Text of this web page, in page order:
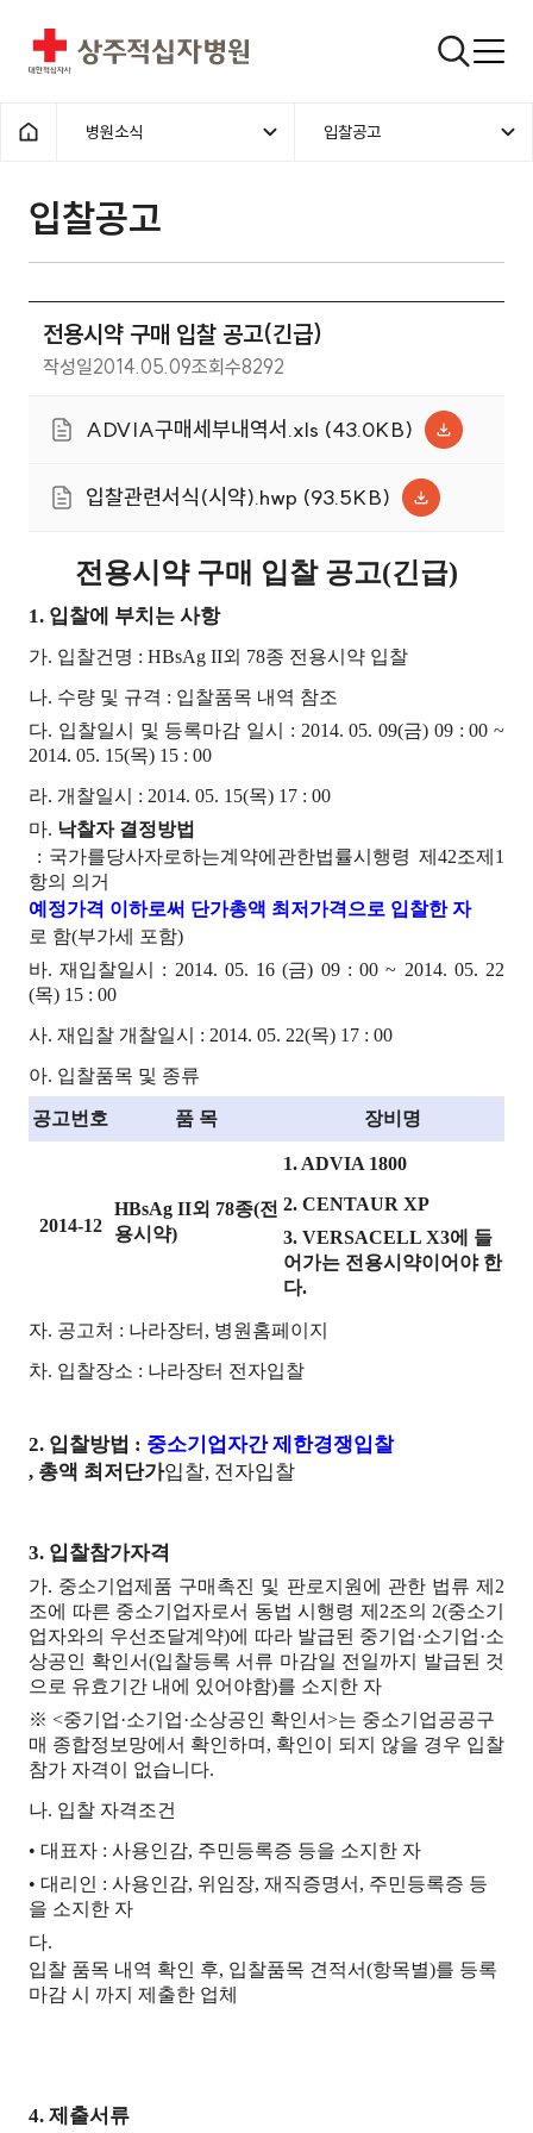
상주적십자병원 검색창
홈으로
병원소식 입찰공고
입찰공고
전용시약 구매 입찰 공고(긴급)
작성일2014.05.09조회수8292
ADVIA구매세부내역서.xls (43.0KB)
입찰관련서식(시약).hwp (93.5KB)
전용시약 구매 입찰 공고(긴급)
1. 입찰에 부치는 사항
가. 입찰건명 : HBsAg II외 78종 전용시약 입찰
나. 수량 및 규격 : 입찰품목 내역 참조
다. 입찰일시 및 등록마감 일시 : 2014. 05. 09(금) 09 : 00 ~
2014. 05. 15(목) 15 : 00
라. 개찰일시 : 2014. 05. 15(목) 17 : 00
마. 낙찰자 결정방법
: 국가를당사자로하는계약에관한법률시행령 제42조제1
항의 의거
예정가격 이하로써 단가총액 최저가격으로 입찰한 자
로 함(부가세 포함)
바. 재입찰일시 : 2014. 05. 16 (금) 09 : 00 ~ 2014. 05. 22
(목) 15 : 00
사. 재입찰 개찰일시 : 2014. 05. 22(목) 17 : 00
아. 입찰품목 및 종류
공고번호 품 목 장비명
2014-12
HBsAg II외 78종(전
용시약)
1. ADVIA 1800
2. CENTAUR XP
3. VERSACELL X3에 들
어가는 전용시약이어야 한
다.
자. 공고처 : 나라장터, 병원홈페이지
차. 입찰장소 : 나라장터 전자입찰
2. 입찰방법 : 중소기업자간 제한경쟁입찰
, 총액 최저단가입찰, 전자입찰
3. 입찰참가자격
가. 중소기업제품 구매촉진 및 판로지원에 관한 법류 제2
조에 따른 중소기업자로서 동법 시행령 제2조의 2(중소기
업자와의 우선조달계약)에 따라 발급된 중기업·소기업·소
상공인 확인서(입찰등록 서류 마감일 전일까지 발급된 것
으로 유효기간 내에 있어야함)를 소지한 자
※ <중기업·소기업·소상공인 확인서>는 중소기업공공구
매 종합정보망에서 확인하며, 확인이 되지 않을 경우 입찰
참가 자격이 없습니다.
나. 입찰 자격조건
• 대표자 : 사용인감, 주민등록증 등을 소지한 자
• 대리인 : 사용인감, 위임장, 재직증명서, 주민등록증 등
을 소지한 자
다.
입찰 품목 내역 확인 후, 입찰품목 견적서(항목별)를 등록
마감 시 까지 제출한 업체
4. 제출서류